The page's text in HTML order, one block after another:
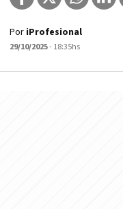
Por iProfesional
29/10/2025- 18:35hs